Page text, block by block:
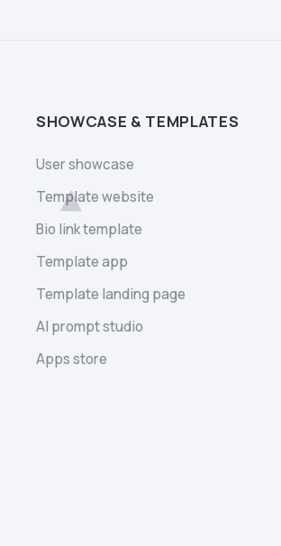
SHOWCASE & TEMPLATES
User showcase
Template website
Bio link template
Template app
Template landing page
AI prompt studio
Apps store